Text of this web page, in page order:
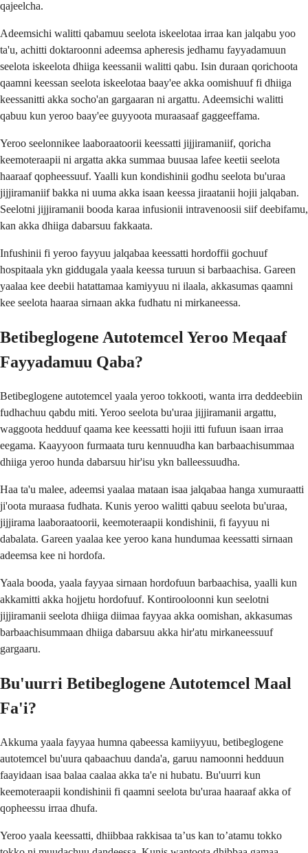
qajeelcha.
Adeemsichi walitti qabamuu seelota iskeelotaa irraa kan jalqabu yoo
ta'u, achitti doktaroonni adeemsa apheresis jedhamu fayyadamuun
seelota iskeelota dhiiga keessanii walitti qabu. Isin duraan qorichoota
qaamni keessan seelota iskeelotaa baay'ee akka oomishuuf fi dhiiga
keessanitti akka socho'an gargaaran ni argattu. Adeemsichi walitti
qabuu kun yeroo baay'ee guyyoota muraasaaf gaggeeffama.
Yeroo seelonnikee laaboraatoorii keessatti jijjiramaniif, qoricha
keemoteraapii ni argatta akka summaa buusaa lafee keetii seelota
haaraaf qopheessuuf. Yaalli kun kondishinii godhu seelota bu'uraa
jijjiramaniif bakka ni uuma akka isaan keessa jiraatanii hojii jalqaban.
Seelotni jijjiramanii booda karaa infusionii intravenoosii siif deebifamu,
kan akka dhiiga dabarsuu fakkaata.
Infushinii fi yeroo fayyuu jalqabaa keessatti hordoffii gochuuf
hospitaala ykn giddugala yaala keessa turuun si barbaachisa. Gareen
yaalaa kee deebii hatattamaa kamiyyuu ni ilaala, akkasumas qaamni
kee seelota haaraa sirnaan akka fudhatu ni mirkaneessa.
Betibeglogene Autotemcel Yeroo Meqaaf
Fayyadamuu Qaba?
Betibeglogene autotemcel yaala yeroo tokkooti, wanta irra deddeebiin
fudhachuu qabdu miti. Yeroo seelota bu'uraa jijjiramanii argattu,
waggoota hedduuf qaama kee keessatti hojii itti fufuun isaan irraa
eegama. Kaayyoon furmaata turu kennuudha kan barbaachisummaa
dhiiga yeroo hunda dabarsuu hir'isu ykn balleessuudha.
Haa ta'u malee, adeemsi yaalaa mataan isaa jalqabaa hanga xumuraatti
ji'oota muraasa fudhata. Kunis yeroo walitti qabuu seelota bu'uraa,
jijjirama laaboraatoorii, keemoteraapii kondishinii, fi fayyuu ni
dabalata. Gareen yaalaa kee yeroo kana hundumaa keessatti sirnaan
adeemsa kee ni hordofa.
Yaala booda, yaala fayyaa sirnaan hordofuun barbaachisa, yaalli kun
akkamitti akka hojjetu hordofuuf. Kontirooloonni kun seelotni
jijjiramanii seelota dhiiga diimaa fayyaa akka oomishan, akkasumas
barbaachisummaan dhiiga dabarsuu akka hir'atu mirkaneessuuf
gargaaru.
Bu'uurri Betibeglogene Autotemcel Maal
Fa'i?
Akkuma yaala fayyaa humna qabeessa kamiiyyuu, betibeglogene
autotemcel bu'uura qabaachuu danda'a, garuu namoonni hedduun
faayidaan isaa balaa caalaa akka ta'e ni hubatu. Bu'uurri kun
keemoteraapii kondishinii fi qaamni seelota bu'uraa haaraaf akka of
qopheessu irraa dhufa.
Yeroo yaala keessatti, dhiibbaa rakkisaa ta’us kan to’atamu tokko